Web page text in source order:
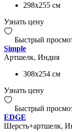
298x255 см
Узнать цену
Быстрый
Simple
Артшелк, Индия
308x254 см
Узнать цену
Быстрый
EDGE
Шерсть+артшелк,